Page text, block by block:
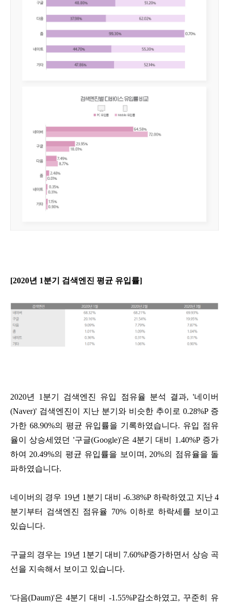
[2020년 1분기 검색엔진 평균 유입률]
2020년 1분기 검색엔진 유입 점유율 분석 결과, '네이버
(Naver)' 검색엔진이 지난 분기와 비슷한 추이로 0.28%P 증
가한 68.90%의 평균 유입률을 기록하였습니다. 유입 점유
율이 상승세였던 '구글(Google)'은 4분기 대비 1.40%P​ 증가
하여 20.49%의 평균 유입률을 보이며, 20%의 점유율을 돌
파하였습니다.
네이버의 경우 19년 1분기 대비 -6.38%P​ 하락하였고 지난 4
분기부터 검색엔진 점유율 70% 이하로 하락세를 보이고
있습니다.
구글의 경우는 19년 1분기 대비 7.60%P​증가하면서 상승 곡
선을 지속해서 보이고 있습니다.
'다음(Daum)'은 4분기 대비 -1.55%P​감소하였고, 꾸준히 유